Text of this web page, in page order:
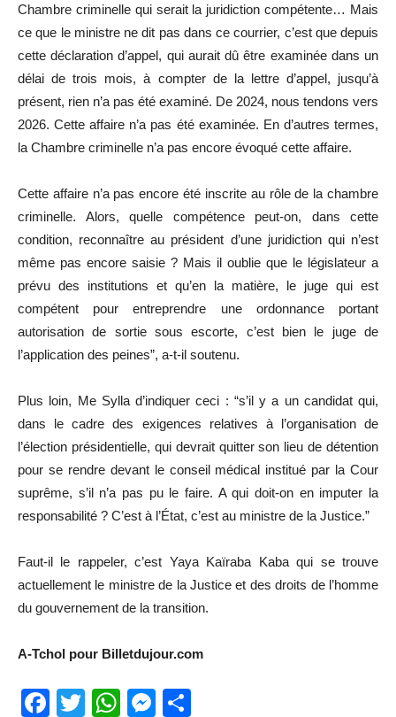
Chambre criminelle qui serait la juridiction compétente… Mais
ce que le ministre ne dit pas dans ce courrier, c’est que depuis
cette déclaration d’appel, qui aurait dû être examinée dans un
délai de trois mois, à compter de la lettre d’appel, jusqu’à
présent, rien n’a pas été examiné. De 2024, nous tendons vers
2026. Cette affaire n’a pas été examinée. En d’autres termes,
la Chambre criminelle n’a pas encore évoqué cette affaire.
Cette affaire n’a pas encore été inscrite au rôle de la chambre
criminelle. Alors, quelle compétence peut-on, dans cette
condition, reconnaître au président d’une juridiction qui n’est
même pas encore saisie ? Mais il oublie que le législateur a
prévu des institutions et qu’en la matière, le juge qui est
compétent pour entreprendre une ordonnance portant
autorisation de sortie sous escorte, c’est bien le juge de
l’application des peines”, a-t-il soutenu.
Plus loin, Me Sylla d’indiquer ceci : “s’il y a un candidat qui,
dans le cadre des exigences relatives à l’organisation de
l’élection présidentielle, qui devrait quitter son lieu de détention
pour se rendre devant le conseil médical institué par la Cour
suprême, s’il n’a pas pu le faire. A qui doit-on en imputer la
responsabilité ? C’est à l’État, c’est au ministre de la Justice.”
Faut-il le rappeler, c’est Yaya Kaïraba Kaba qui se trouve
actuellement le ministre de la Justice et des droits de l’homme
du gouvernement de la transition.
A-Tchol pour Billetdujour.com
Facebook
TwitterWhatsApp
Messenger